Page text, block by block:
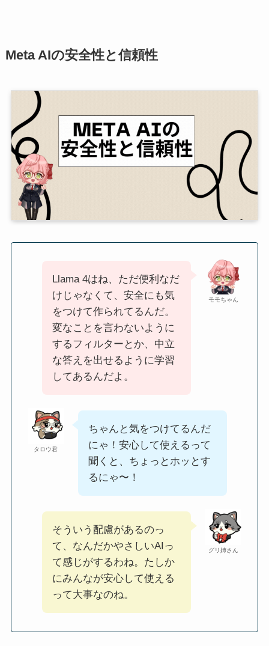
Meta AIの安全性と信頼性
モモちゃん
Llama 4はね、ただ便利なだ
けじゃなくて、安全にも気
をつけて作られてるんだ。
変なことを言わないように
するフィルターとか、中立
な答えを出せるように学習
してあるんだよ。
タロウ君
ちゃんと気をつけてるんだ
にゃ！安心して使えるって
聞くと、ちょっとホッとす
るにゃ〜！
グリ姉さん
そういう配慮があるのっ
て、なんだかやさしいAIっ
て感じがするわね。たしか
にみんなが安心して使える
って大事なのね。